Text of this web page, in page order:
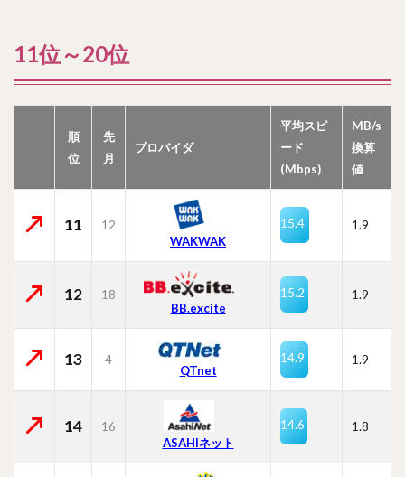
11位～20位
順
位
先
月
プロバイダ
平均スピ
ード
(Mbps)
MB/s
換算
値
11
12
WAKWAK
15.4 1.9
12
18
BB.excite
15.2 1.9
13 4
QTnet
14.9 1.9
14
16
ASAHIネット
14.6 1.8